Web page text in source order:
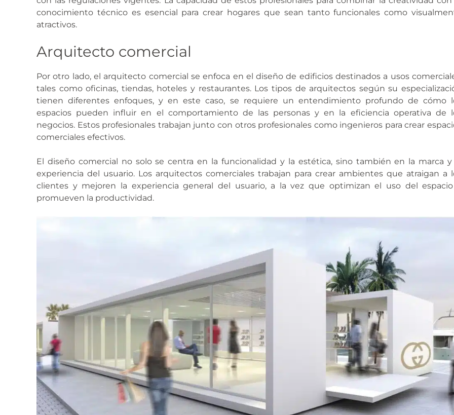
conocimiento técnico es esencial para crear hogares que sean tanto funcionales como
atractivos.
Arquitecto comercial
Por otro lado, el arquitecto comercial se enfoca en el diseño de edificios destinados a usos
tales como oficinas, tiendas, hoteles y restaurantes. Los tipos de arquitectos según su
tienen diferentes enfoques, y en este caso, se requiere un entendimiento profundo de cómo
espacios pueden influir en el comportamiento de las personas y en la eficiencia operativa de
negocios. Estos profesionales trabajan junto con otros profesionales como ingenieros para crear
comerciales efectivos.
El diseño comercial no solo se centra en la funcionalidad y la estética, sino también en la marca y
experiencia del usuario. Los arquitectos comerciales trabajan para crear ambientes que atraigan a
clientes y mejoren la experiencia general del usuario, a la vez que optimizan el uso del
promueven la productividad.